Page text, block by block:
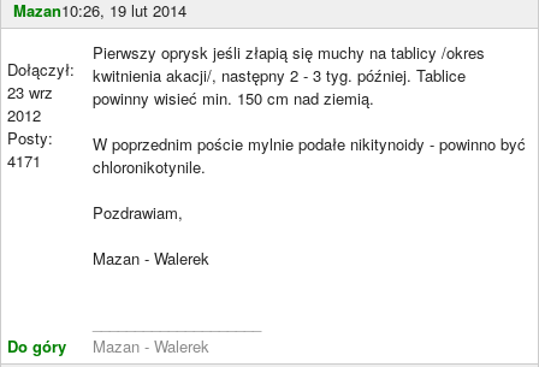
Mazan10:26, 19 lut 2014
Dołączył:
23 wrz
2012
Posty:
4171
Do góry
Pierwszy oprysk jeśli złapią się muchy na tablicy /okres
kwitnienia akacji/, następny 2 - 3 tyg. później. Tablice
powinny wisieć min. 150 cm nad ziemią.
W poprzednim poście mylnie podałe nikitynoidy - powinno być
chloronikotynile.
Pozdrawiam,
Mazan - Walerek
Mazan - Walerek